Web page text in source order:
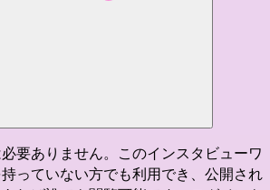
要ありません。このインスタビューワ
っていない方でも利用でき、公開され